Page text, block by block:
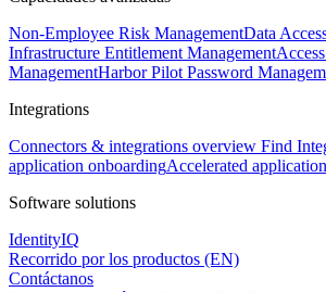
Non-Employee Risk ManagementData
Infrastructure Entitlement Management
ManagementHarbor Pilot Password
Integrations
Connectors & integrations overview Find
application onboardingAccelerated
Software solutions
IdentityIQ
Recorrido por los productos (EN)
Contáctanos